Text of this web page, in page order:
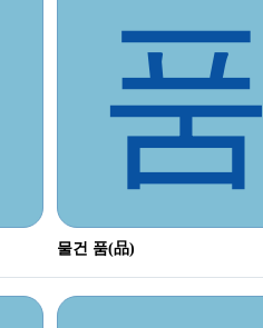
품
물건 품(品)